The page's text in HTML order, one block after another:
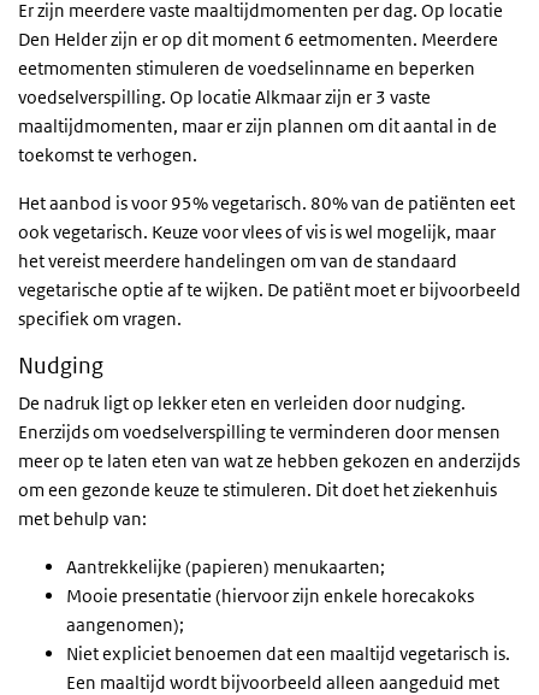
Er zijn meerdere vaste maaltijdmomenten per dag. Op locatie
Den Helder zijn er op dit moment 6 eetmomenten. Meerdere
eetmomenten stimuleren de voedselinname en beperken
voedselverspilling. Op locatie Alkmaar zijn er 3 vaste
maaltijdmomenten, maar er zijn plannen om dit aantal in de
toekomst te verhogen.
Het aanbod is voor 95% vegetarisch. 80% van de patiënten eet
ook vegetarisch. Keuze voor vlees of vis is wel mogelijk, maar
het vereist meerdere handelingen om van de standaard
vegetarische optie af te wijken. De patiënt moet er bijvoorbeeld
specifiek om vragen.
Nudging
De nadruk ligt op lekker eten en verleiden door nudging.
Enerzijds om voedselverspilling te verminderen door mensen
meer op te laten eten van wat ze hebben gekozen en anderzijds
om een gezonde keuze te stimuleren. Dit doet het ziekenhuis
met behulp van:
Aantrekkelijke (papieren) menukaarten;
Mooie presentatie (hiervoor zijn enkele horecakoks
aangenomen);
Niet expliciet benoemen dat een maaltijd vegetarisch is.
Een maaltijd wordt bijvoorbeeld alleen aangeduid met